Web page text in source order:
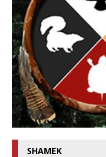
SHAMEK